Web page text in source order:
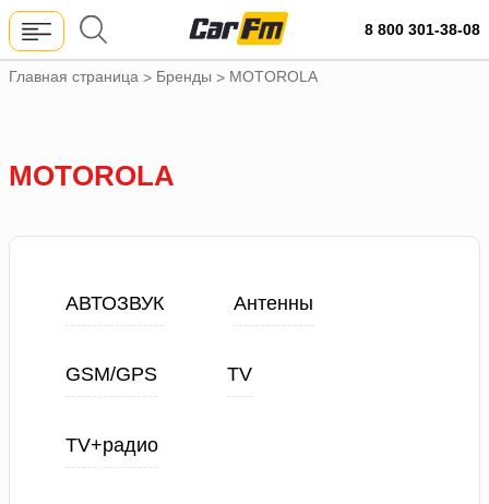
8 800 301-38-08
Главная страница > Бренды > MOTOROLA
MOTOROLA
АВТОЗВУК Антенны
GSM/GPS TV
TV+радио